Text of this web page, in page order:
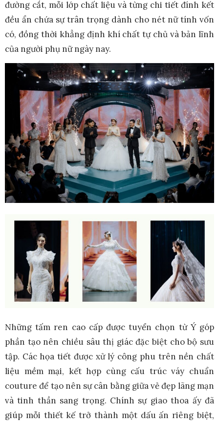
đường cắt, mỗi lớp chất liệu và từng chi tiết đính kết
đều ẩn chứa sự trân trọng dành cho nét nữ tính vốn
có, đồng thời khẳng định khí chất tự chủ và bản lĩnh
của người phụ nữ ngày nay.
Những tấm ren cao cấp được tuyển chọn từ Ý góp
phần tạo nên chiều sâu thị giác đặc biệt cho bộ sưu
tập. Các họa tiết được xử lý công phu trên nền chất
liệu mềm mại, kết hợp cùng cấu trúc váy chuẩn
couture để tạo nên sự cân bằng giữa vẻ đẹp lãng mạn
và tinh thần sang trọng. Chính sự giao thoa ấy đã
giúp mỗi thiết kế trở thành một dấu ấn riêng biệt,